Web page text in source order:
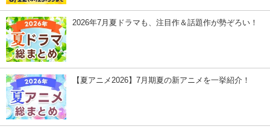
2026年7月夏ドラマも、注目作＆話題作が勢ぞろい！
【夏アニメ2026】7月期夏の新アニメを一挙紹介！